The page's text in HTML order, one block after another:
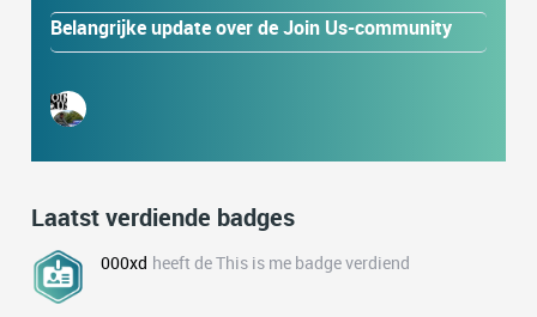
Belangrijke update over de Join Us-community
Laatst verdiende badges
000xd heeft de This is me badge verdiend